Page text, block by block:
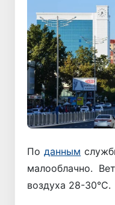
Поданным
малооблачно.
воздуха 28-30°С.